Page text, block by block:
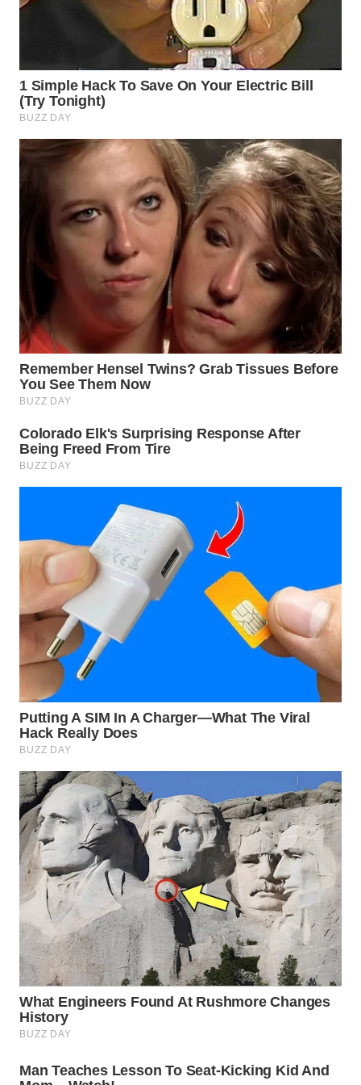
WN
KUNINGAN
WN
MAJALENGKA
SUBANG
SUKABUMI
PURWAKARTA
WN
PRIANGAN
WN
SOLO
WN
BOROBUDUR
WN
MADURA
WN
SURABAYA
NATUNA
WN
BINTAN
WN
MANDALIKA
WN
LIKUPANG
WN
LABUANBAJO
BORNEO